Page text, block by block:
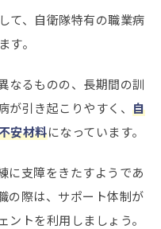
て、自衛隊特有の職業病
す。
なるものの、長期間の訓
引き起こりやすく、 自
安材料になっています。
に支障をきたすようであ
の際は、サポート体制が
トを利用しましょう。